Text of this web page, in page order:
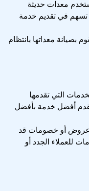
معدات حديثة
تسهم في تقديم خدمة
بصيانة معداتها بانتظام
التي تقدمها
أفضل خدمة بأفضل
أو خصومات قد
للعملاء الجدد أو